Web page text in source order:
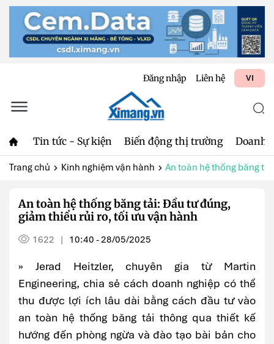
Đăng nhập Liên hệ VI
Tin tức - Sự kiện Biến động thị trường Doanh
Trang chủ Kinh nghiệm vận hành An toàn hệ thống băng
An toàn hệ thống băng tải: Đầu tư đúng,
giảm thiểu rủi ro, tối ưu vận hành
1622 | 10:40 - 28/05/2025
» Jerad Heitzler, chuyên gia từ Martin
Engineering, chia sẻ cách doanh nghiệp có thể
thu được lợi ích lâu dài bằng cách đầu tư vào
an toàn hệ thống băng tải thông qua thiết kế
hướng đến phòng ngừa và đào tạo bài bản cho